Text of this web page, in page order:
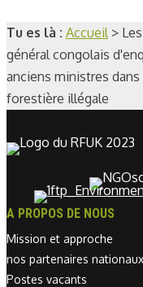
Tu es là : Accueil >
général congolais
anciens ministres
forestière illégale
A PROPOS DE NOUS
Mission et approche
nos partenaires nationaux
Postes vacants